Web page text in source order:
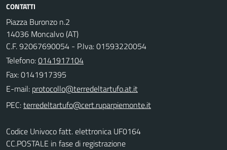
CONTATTI
Piazza Buronzo n.2
14036 Moncalvo (AT)
C.F. 92067690054 - P.Iva: 01593220054
Telefono:0141917104
Fax: 0141917395
E-mail:
PEC:
Codice Univoco fatt. elettronica UF0164
CC.POSTALE in fase di registrazione